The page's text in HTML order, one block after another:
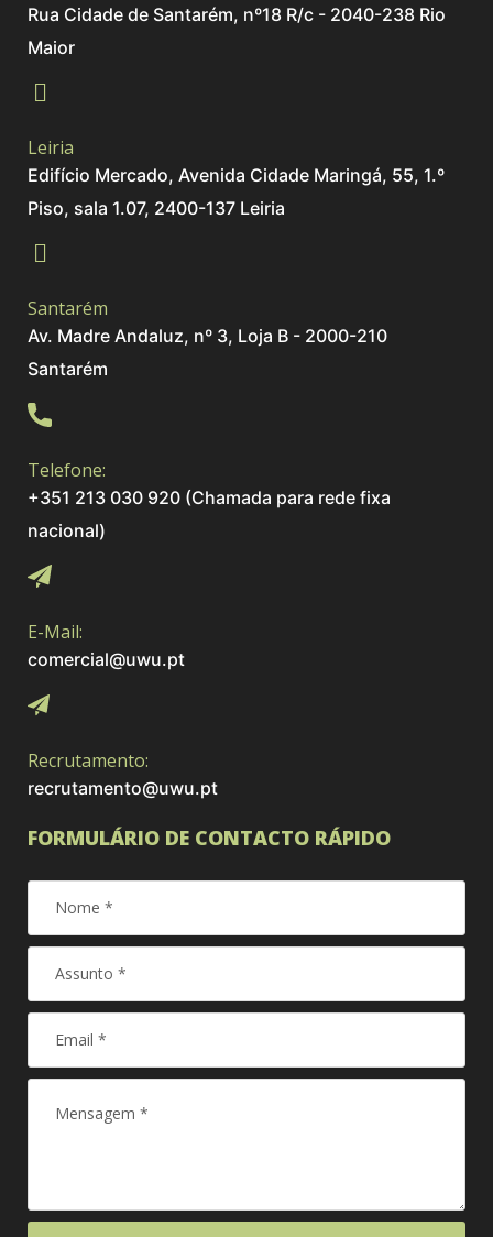
Rua Cidade de Santarém, nº18 R/c - 2040-238 Rio
Maior
Leiria
Edifício Mercado, Avenida Cidade Maringá, 55, 1.º
Piso, sala 1.07, 2400-137 Leiria
Santarém
Av. Madre Andaluz, nº 3, Loja B - 2000-210
Santarém
Telefone:
+351 213 030 920 (Chamada para rede fixa
nacional)
E-Mail:
comercial@uwu.pt
Recrutamento:
recrutamento@uwu.pt
FORMULÁRIO DE CONTACTO RÁPIDO